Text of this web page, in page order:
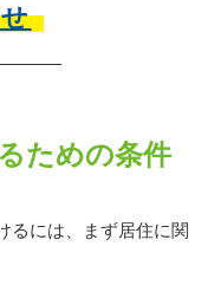
ための条件
るには、まず居住に関